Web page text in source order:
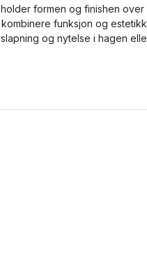
formen og finishen over
funksjon og estetikk
og nytelse i hagen